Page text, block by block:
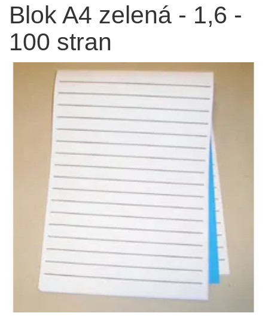
Blok A4 zelená - 1,6 -
100 stran